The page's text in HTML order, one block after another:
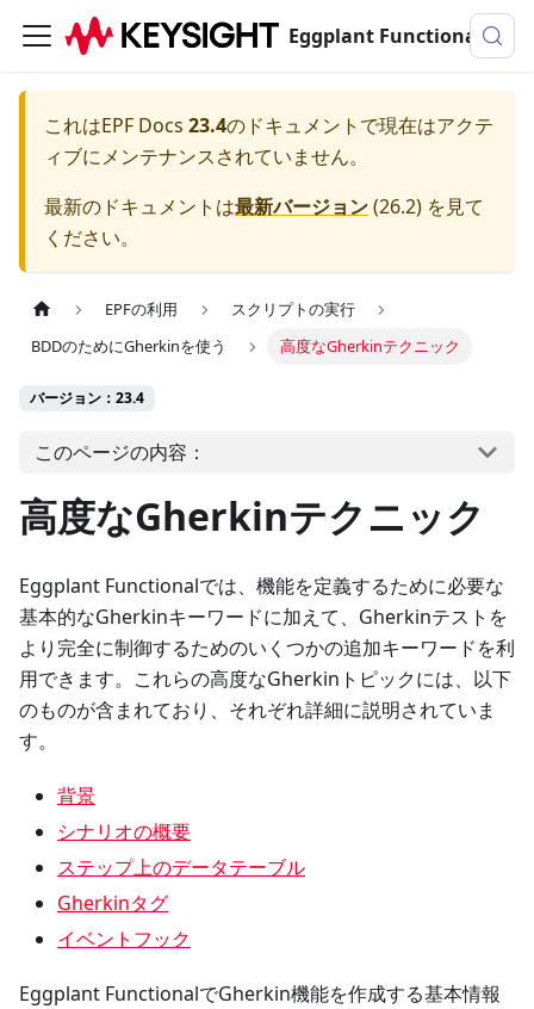
Eggplant Functionalのドキュメンテーション
これはEPF Docs 23.4のドキュメントで現在はアクテ
ィブにメンテナンスされていません。
最新のドキュメントは最新バージョン(26.2) を見て
ください。
EPFの利用
スクリプトの実行
BDDのためにGherkinを使う
高度なGherkinテクニック
バージョン：23.4
このページの内容：
高度なGherkinテクニック
Eggplant Functionalでは、機能を定義するために必要な
基本的なGherkinキーワードに加えて、Gherkinテストを
より完全に制御するためのいくつかの追加キーワードを利
用できます。これらの高度なGherkinトピックには、以下
のものが含まれており、それぞれ詳細に説明されていま
す。
背景
シナリオの概要
ステップ上のデータテーブル
Gherkinタグ
イベントフック
Eggplant FunctionalでGherkin機能を作成する基本情報